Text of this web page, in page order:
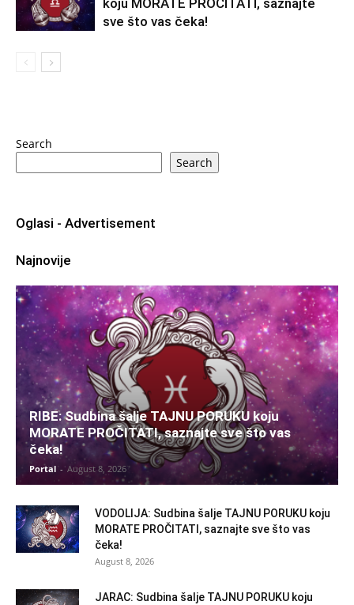
koju MORATE PROČITATI, saznajte
sve što vas čeka!
Search
Search
Oglasi - Advertisement
Najnovije
RIBE: Sudbina šalje TAJNU PORUKU koju
MORATE PROČITATI, saznajte sve što vas
čeka!
Portal - August 8, 2026
VODOLIJA: Sudbina šalje TAJNU PORUKU koju
MORATE PROČITATI, saznajte sve što vas
čeka!
August 8, 2026
JARAC: Sudbina šalje TAJNU PORUKU koju